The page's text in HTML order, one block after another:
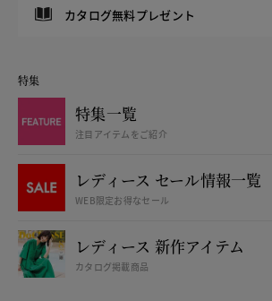
カタログ無料プレゼント
特集
特集一覧
注目アイテムをご紹介
レディース セール情報一覧
WEB限定お得なセール
レディース 新作アイテム
カタログ掲載商品